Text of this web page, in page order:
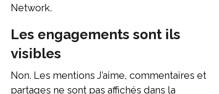
Network.
Les engagements sont ils
visibles
Non. Les mentions J’aime, commentaires et
partages ne sont pas affichés dans la